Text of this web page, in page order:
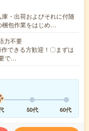
・出荷およびそれに付随
梱包作業をはじめ…
力不要
できる方歓迎！〇まずは
で…
50代 60代